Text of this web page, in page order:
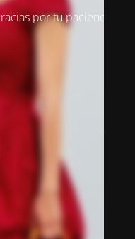
por tu paciencia.